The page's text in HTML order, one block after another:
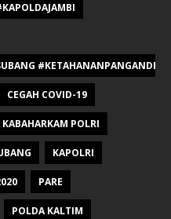
CEGAH COVID-19
KABAHARKAM POLRI
KAPOLRI
PARE
POLDA KALTIM